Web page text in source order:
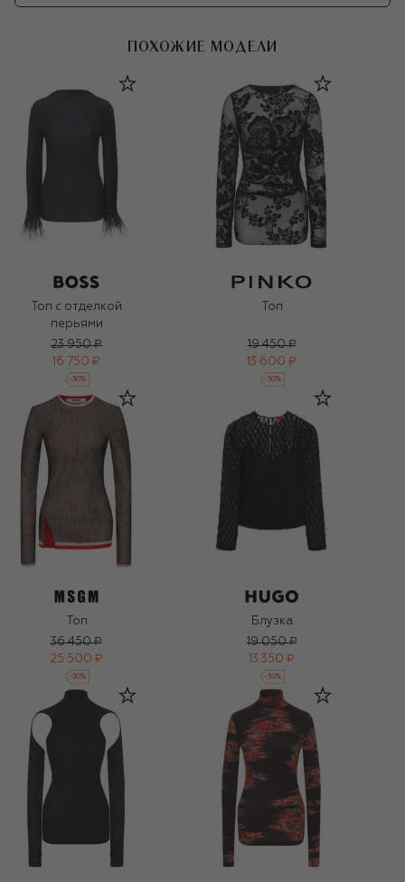
ПОХОЖИЕ МОДЕЛИ
Топ с отделкой
перьями
23 950 ₽
16 750 ₽
-30%
Топ
19 450 ₽
13 600 ₽
-30%
Топ
36 450 ₽
25 500 ₽
-30%
Блузка
19 050 ₽
13 350 ₽
-30%